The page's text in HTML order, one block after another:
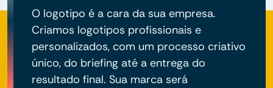
O logotipo é a cara da sua empresa.
Criamos logotipos profissionais e
personalizados, com um processo criativo
único, do briefing até a entrega do
resultado final. Sua marca será